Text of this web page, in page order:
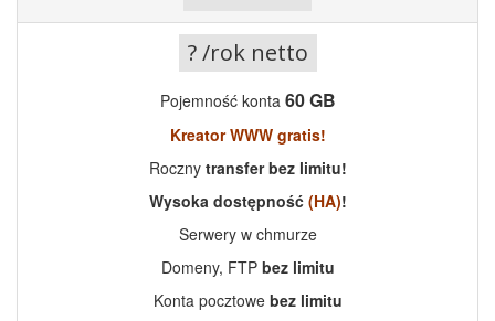
? /rok netto
Pojemność konta 60 GB
Kreator WWW gratis!
Roczny transfer bez limitu!
Wysoka dostępność (HA)!
Serwery w chmurze
Domeny, FTP bez limitu
Konta pocztowe bez limitu